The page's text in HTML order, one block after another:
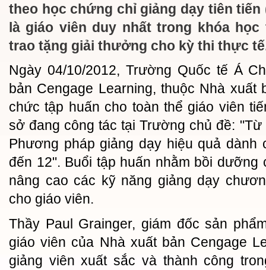
theo học chứng chỉ giảng dạy tiên tiến
là giáo viên duy nhất trong khóa
trao tặng giải thưởng cho kỳ thi thực
Ngày 04/10/2012, Trường Quốc tế Á
bản Cengage Learning, thuộc Nhà xuất
chức tập huấn cho toàn thể giáo viên
sở đang công tác tại Trường chủ đề:
Phương pháp giảng dạy hiệu quả dành
đến 12". Buổi tập huấn nhằm bồi dưỡng
nâng cao các kỹ năng giảng dạy
cho giáo viên.
Thầy Paul Grainger, giám đốc sản
giáo viên của Nhà xuất bản Cengage
giảng viên xuất sắc và thành công